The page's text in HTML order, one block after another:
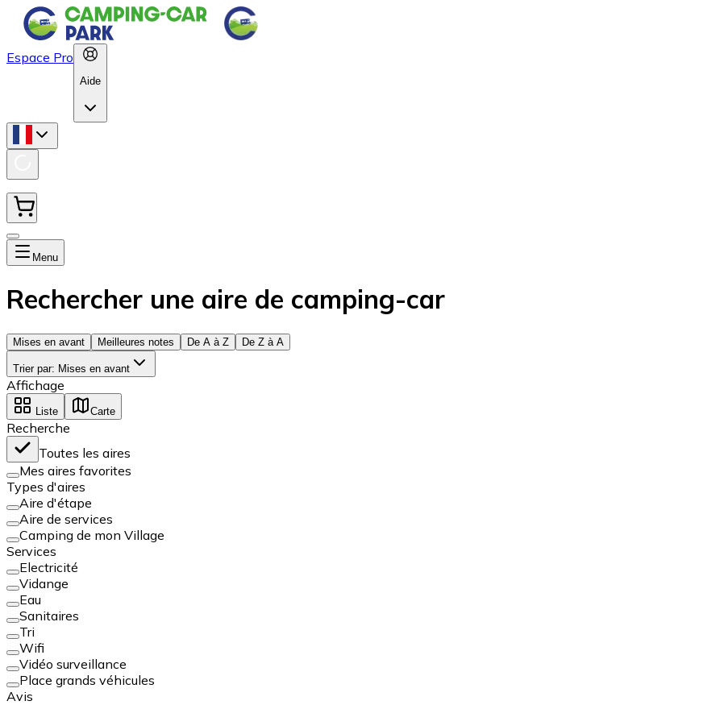
Espace Pro
Aide
Menu
Rechercher une aire de camping-car
Mises en avant Meilleures notes De A à Z De Z à A
Trier par: Mises en avant
Affichage
Liste Carte
Recherche
Toutes les aires
Mes aires favorites
Types d'aires
Aire d'étape
Aire de services
Camping de mon Village
Services
Electricité
Vidange
Eau
Sanitaires
Tri
Wifi
Vidéo surveillance
Place grands véhicules
Avis